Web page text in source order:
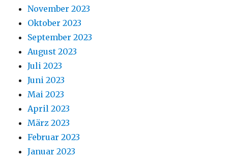
November 2023
Oktober 2023
September 2023
August 2023
Juli 2023
Juni 2023
Mai 2023
April 2023
März 2023
Februar 2023
Januar 2023